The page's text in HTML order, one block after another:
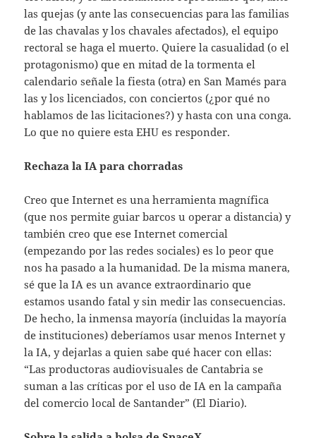
las quejas (y ante las consecuencias para las familias
de las chavalas y los chavales afectados), el equipo
rectoral se haga el muerto. Quiere la casualidad (o el
protagonismo) que en mitad de la tormenta el
calendario señale la fiesta (otra) en San Mamés para
las y los licenciados, con conciertos (¿por qué no
hablamos de las licitaciones?) y hasta con una conga.
Lo que no quiere esta EHU es responder.
Rechaza la IA para chorradas
Creo que Internet es una herramienta magnífica
(que nos permite guiar barcos u operar a distancia) y
también creo que ese Internet comercial
(empezando por las redes sociales) es lo peor que
nos ha pasado a la humanidad. De la misma manera,
sé que la IA es un avance extraordinario que
estamos usando fatal y sin medir las consecuencias.
De hecho, la inmensa mayoría (incluidas la mayoría
de instituciones) deberíamos usar menos Internet y
la IA, y dejarlas a quien sabe qué hacer con ellas:
“Las productoras audiovisuales de Cantabria se
suman a las críticas por el uso de IA en la campaña
del comercio local de Santander” (El Diario).